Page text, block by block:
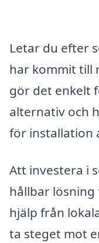
Letar du efter
har kommit till
gör det enkelt
alternativ och
för installation
Att investera i
hållbar
hjälp från
ta steget mot